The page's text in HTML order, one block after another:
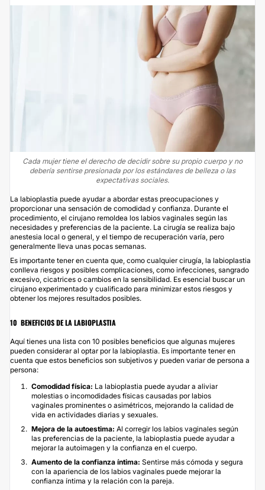
Cada mujer tiene el derecho de decidir sobre su propio cuerpo y no
debería sentirse presionada por los estándares de belleza o las
expectativas sociales.
La labioplastia puede ayudar a abordar estas preocupaciones y
proporcionar una sensación de comodidad y confianza. Durante el
procedimiento, el cirujano remoldea los labios vaginales según las
necesidades y preferencias de la paciente. La cirugía se realiza bajo
anestesia local o general, y el tiempo de recuperación varía, pero
generalmente lleva unas pocas semanas.
Es importante tener en cuenta que, como cualquier cirugía, la labioplastia
conlleva riesgos y posibles complicaciones, como infecciones, sangrado
excesivo, cicatrices o cambios en la sensibilidad. Es esencial buscar un
cirujano experimentado y cualificado para minimizar estos riesgos y
obtener los mejores resultados posibles.
10 BENEFICIOS DE LA LABIOPLASTIA
Aquí tienes una lista con 10 posibles beneficios que algunas mujeres
pueden considerar al optar por la labioplastia. Es importante tener en
cuenta que estos beneficios son subjetivos y pueden variar de persona a
persona:
Comodidad física: La labioplastia puede ayudar a aliviar
molestias o incomodidades físicas causadas por labios
vaginales prominentes o asimétricos, mejorando la calidad de
vida en actividades diarias y sexuales.
Mejora de la autoestima: Al corregir los labios vaginales según
las preferencias de la paciente, la labioplastia puede ayudar a
mejorar la autoimagen y la confianza en el cuerpo.
Aumento de la confianza íntima: Sentirse más cómoda y segura
con la apariencia de los labios vaginales puede mejorar la
confianza íntima y la relación con la pareja.